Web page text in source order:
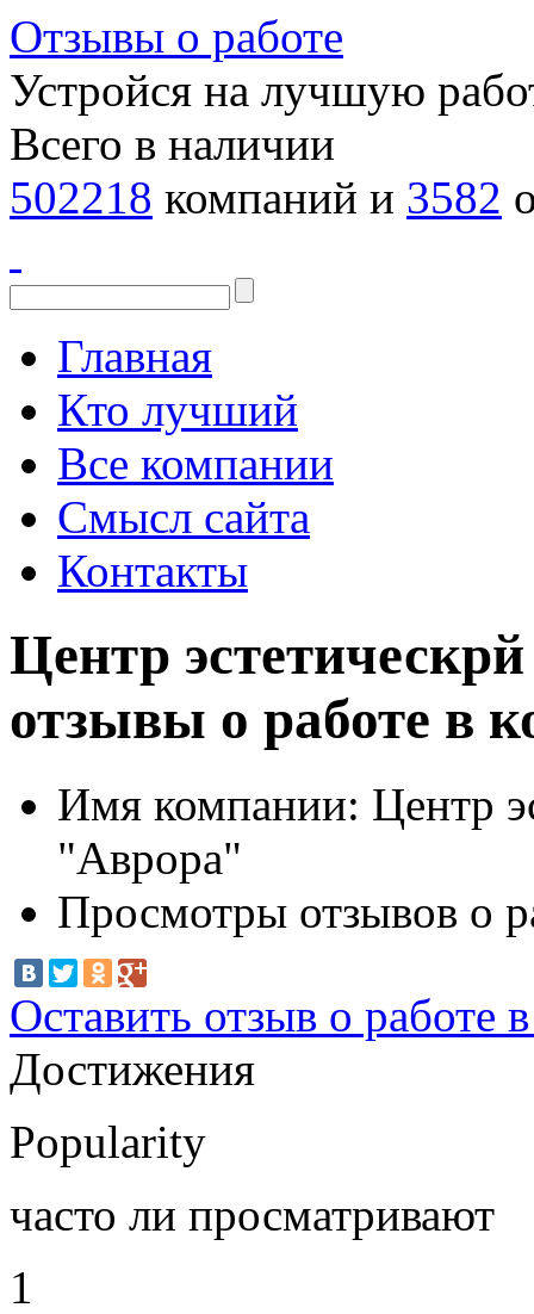
Отзывы о работе
Устройся на лучшую
Всего в наличии
502218 компаний и 3582
Главная
Кто лучший
Все компании
Смысл сайта
Контакты
Центр
отзывы о работе в
Имя компании: Центр
"Аврора"
Просмотры отзывов о
Оставить отзыв о работе
Достижения
Popularity
часто ли просматривают
1